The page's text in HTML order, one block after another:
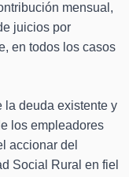
mensual,
juicios por
en todos los casos
la deuda existente y
los empleadores
accionar del
Social Rural en fiel